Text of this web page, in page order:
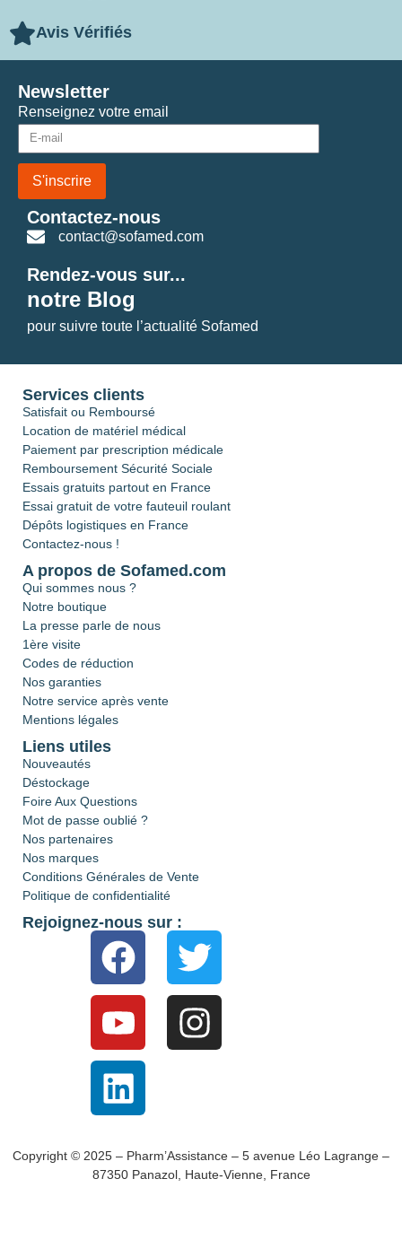
Avis Vérifiés
Renseignez votre email
S'inscrire
Newsletter
Contactez-nous
contact@sofamed.com
Rendez-vous sur...
notre Blog
pour suivre toute l’actualité Sofamed
Services clients
Satisfait ou Remboursé
Location de matériel médical
Paiement par prescription médicale
Remboursement Sécurité Sociale
Essais gratuits partout en France
Essai gratuit de votre fauteuil roulant
Dépôts logistiques en France
Contactez-nous !
A propos de Sofamed.com
Qui sommes nous ?
Notre boutique
La presse parle de nous
1ère visite
Codes de réduction
Nos garanties
Notre service après vente
Mentions légales
Liens utiles
Nouveautés
Déstockage
Foire Aux Questions
Mot de passe oublié ?
Nos partenaires
Nos marques
Conditions Générales de Vente
Politique de confidentialité
Rejoignez-nous sur :
Copyright © 2025 – Pharm’Assistance – 5 avenue Léo Lagrange –
87350 Panazol, Haute-Vienne, France